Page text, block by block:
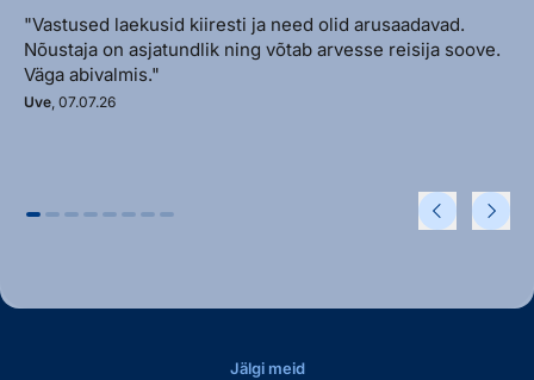
"Vastused laekusid kiiresti ja need olid arusaadavad.
Nõustaja on asjatundlik ning võtab arvesse reisija soove.
Väga abivalmis."
Uve , 07.07.26
Jälgi meid